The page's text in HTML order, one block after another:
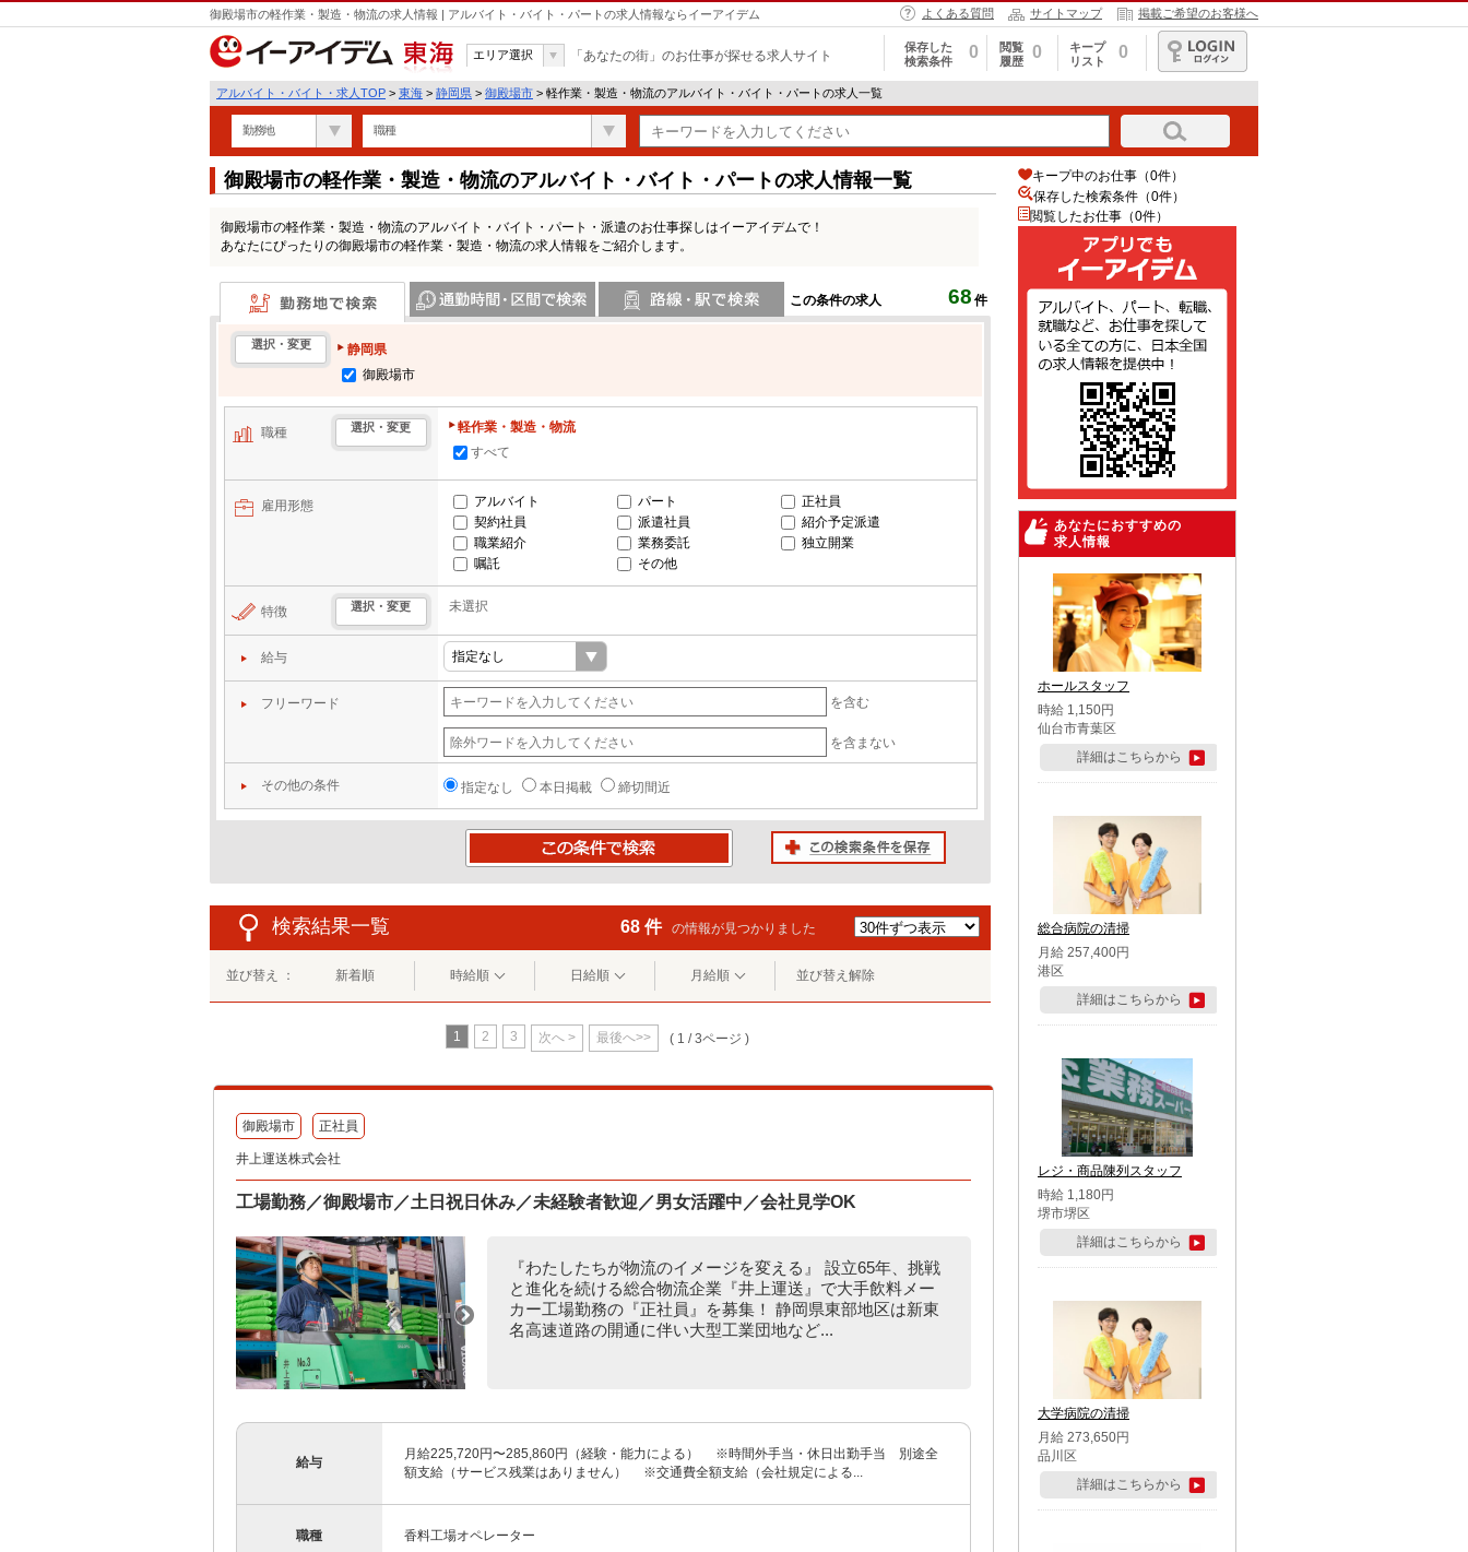
御殿場市の軽作業・製造・物流の求人情報 | アルバイト・バイト・パートの求人情報ならイーアイデム よくある質問 サイトマップ 掲載ご希望のお客様へ
東海
エリア選択 「あなたの街」のお仕事が探せる求人サイト
保存した
検索条件
0
閲覧
履歴
0
キープ
リスト
0
ログイン
アルバイト・バイト・求人TOP > 東海 > 静岡県 > 御殿場市 > 軽作業・製造・物流のアルバイト・バイト・パートの求人一覧
勤務地 職種
御殿場市の軽作業・製造・物流のアルバイト・バイト・パートの求人情報一覧
御殿場市の軽作業・製造・物流のアルバイト・バイト・パート・派遣のお仕事探しはイーアイデムで！
あなたにぴったりの御殿場市の軽作業・製造・物流の求人情報をご紹介します。
この条件の求人 68 件
勤務地で検索
選択・変更
静岡県
御殿場市
職種 選択・変更
軽作業・製造・物流
すべて
雇用形態 アルバイト パート
正社員
契約社員
派遣社員
紹介予定派遣
職業紹介
業務委託
独立開業
嘱託
その他
特徴 選択・変更 未選択
給与
フリーワード を含む
を含まない
その他の条件 指定なし 本日掲載 締切間近
検索結果一覧 68 件 の情報が見つかりました
並び替え ： 新着順 時給順 日給順 月給順 並び替え解除
1 2 3 次へ > 最後へ>> ( 1 / 3ページ )
御殿場市 正社員
井上運送株式会社
工場勤務／御殿場市／土日祝日休み／未経験者歓迎／男女活躍中／会社見学OK
『わたしたちが物流のイメージを変える』 設立65年、挑戦
と進化を続ける総合物流企業『井上運送』で大手飲料メー
カー工場勤務の『正社員』を募集！ 静岡県東部地区は新東
名高速道路の開通に伴い大型工業団地など...
給与
月給225,720円〜285,860円（経験・能力による） ※時間外手当・休日出勤手当 別途全
額支給（サービス残業はありません） ※交通費全額支給（会社規定による...
職種 香料工場オペレーター
キープ中のお仕事（0件）
保存した検索条件（0件）
閲覧したお仕事（0件）
あなたにおすすめの
求人情報
ホールスタッフ
時給 1,150円
仙台市青葉区
詳細はこちらから
総合病院の清掃
月給 257,400円
港区
詳細はこちらから
レジ・商品陳列スタッフ
時給 1,180円
堺市堺区
詳細はこちらから
大学病院の清掃
月給 273,650円
品川区
詳細はこちらから